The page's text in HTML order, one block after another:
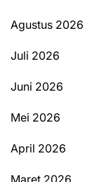
Agustus 2026
Juli 2026
Juni 2026
Mei 2026
April 2026